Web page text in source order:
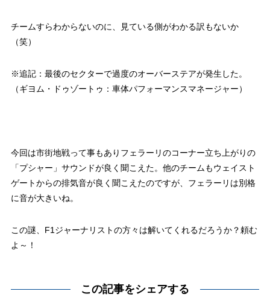
チームすらわからないのに、見ている側がわかる訳もないか
（笑）
※追記：最後のセクターで過度のオーバーステアが発生した。
（ギヨム・ドゥゾートゥ：車体パフォーマンスマネージャー）
今回は市街地戦って事もありフェラーリのコーナー立ち上がりの
「プシャー」サウンドが良く聞こえた。他のチームもウェイスト
ゲートからの排気音が良く聞こえたのですが、フェラーリは別格
に音が大きいね。
この謎、F1ジャーナリストの方々は解いてくれるだろうか？頼む
よ～！
この記事をシェアする